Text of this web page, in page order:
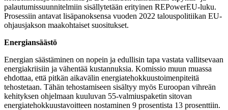
palautumissuunnitelmiin sisällytetään erityinen REPowerEU-luku.
Prosessiin antavat lisäpanoksensa vuoden 2022 talouspolitiikan EU-
ohjausjakson maakohtaiset suositukset.
Energiansäästö
Energian säästäminen on nopein ja edullisin tapa vastata vallitsevaan
energiakriisiin ja vähentää kustannuksia. Komissio muun muassa
ehdottaa, että pitkän aikavälin energiatehokkuustoimenpiteitä
tehostetaan. Tähän tehostamiseen sisältyy myös Euroopan vihreän
kehityksen ohjelmaan kuuluvan 55-valmiuspaketin sitovan
energiatehokkuustavoitteen nostaminen 9 prosentista 13 prosenttiin.